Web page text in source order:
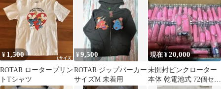
¥ 1,500
ROTAR ロータープリン
トTシャツ
¥9,500
ROTAR ジップパーカー
サイズM 未着用
現在 ¥20,000
未開封ピンクローター
本体 乾電池式 72個セッ